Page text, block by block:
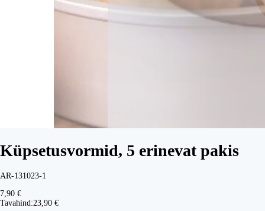
Küpsetusvormid, 5 erinevat pakis
AR-131023-1
7,90 €
Tavahind:23,90 €